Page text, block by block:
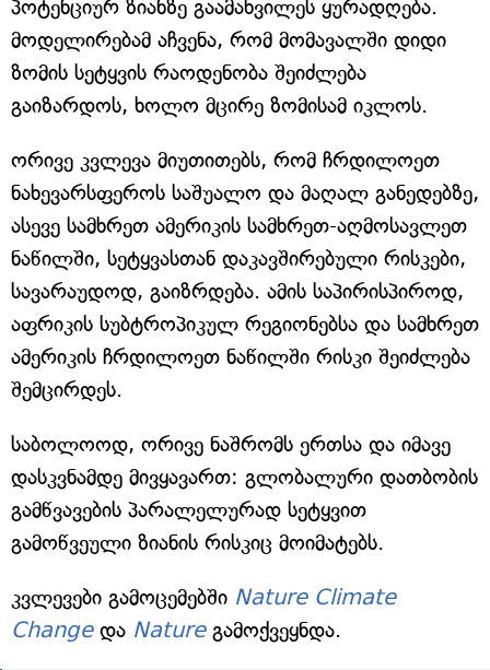
პოტენციურ ზიანზე გაამახვილეს ყურადღება.
მოდელირებამ აჩვენა, რომ მომავალში დიდი
ზომის სეტყვის რაოდენობა შეიძლება
გაიზარდოს, ხოლო მცირე ზომისამ იკლოს.
ორივე კვლევა მიუთითებს, რომ ჩრდილოეთ
ნახევარსფეროს საშუალო და მაღალ განედებზე,
ასევე სამხრეთ ამერიკის სამხრეთ-აღმოსავლეთ
ნაწილში, სეტყვასთან დაკავშირებული რისკები,
სავარაუდოდ, გაიზრდება. ამის საპირისპიროდ,
აფრიკის სუბტროპიკულ რეგიონებსა და სამხრეთ
ამერიკის ჩრდილოეთ ნაწილში რისკი შეიძლება
შემცირდეს.
საბოლოოდ, ორივე ნაშრომს ერთსა და იმავე
დასკვნამდე მივყავართ: გლობალური დათბობის
გამწვავების პარალელურად სეტყვით
გამოწვეული ზიანის რისკიც მოიმატებს.
კვლევები გამოცემებში Nature Climate
Changeდა Natureგამოქვეყნდა.